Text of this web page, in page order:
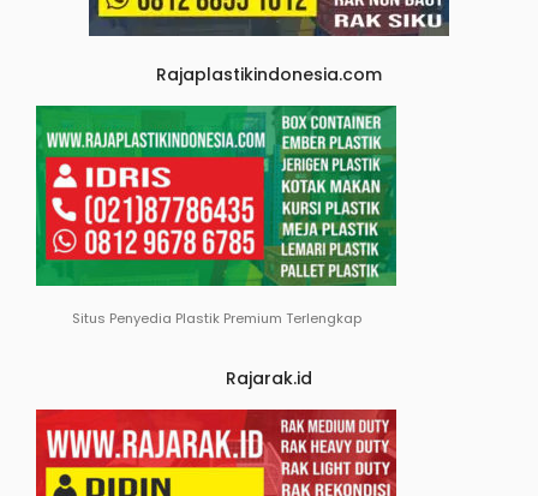
Rajaplastikindonesia.com
Situs Penyedia Plastik Premium Terlengkap
Rajarak.id